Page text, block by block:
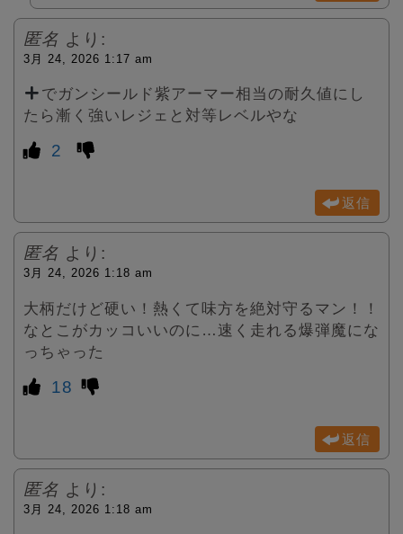
匿名 より:
3月 24, 2026 1:17 am
でガンシールド紫アーマー相当の耐久値にし
たら漸く強いレジェと対等レベルやな
2
返信
匿名 より:
3月 24, 2026 1:18 am
大柄だけど硬い！熱くて味方を絶対守るマン！！
なとこがカッコいいのに…速く走れる爆弾魔にな
っちゃった
18
返信
匿名 より:
3月 24, 2026 1:18 am